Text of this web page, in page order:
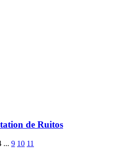
de Ruitos
... 9 10 11